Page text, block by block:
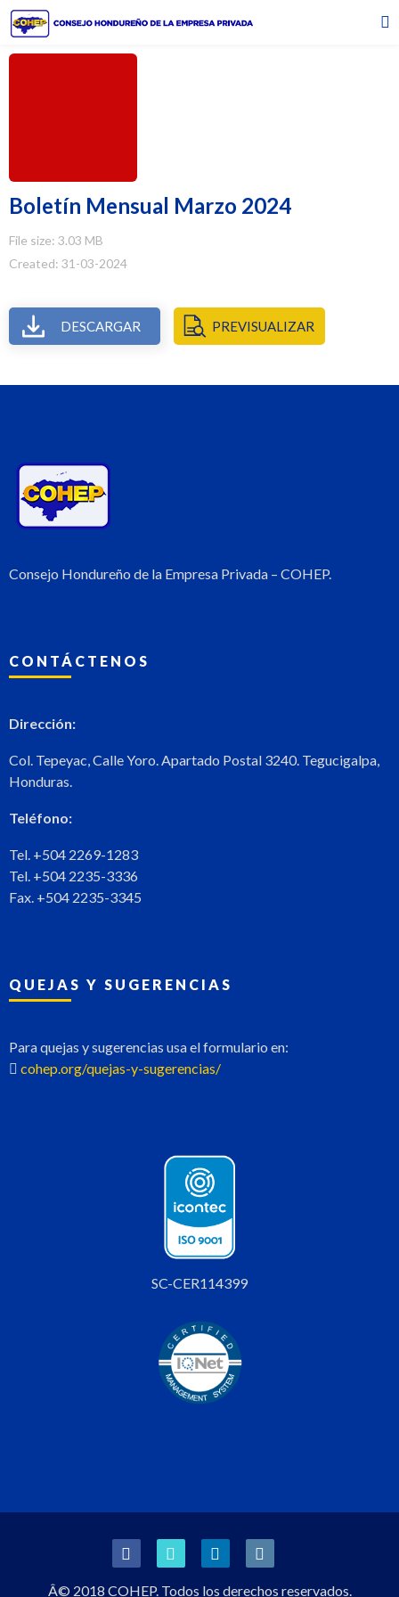
Boletín Mensual Marzo 2024
File size: 3.03 MB
Created: 31-03-2024
DESCARGAR PREVISUALIZAR
Consejo Hondureño de la Empresa Privada – COHEP.
CONTÁCTENOS
Dirección:
Col. Tepeyac, Calle Yoro. Apartado Postal 3240. Tegucigalpa,
Honduras.
Teléfono:
Tel. +504 2269-1283
Tel. +504 2235-3336
Fax. +504 2235-3345
QUEJAS Y SUGERENCIAS
Para quejas y sugerencias usa el formulario en:
cohep.org/quejas-y-sugerencias/
SC-CER114399
Â© 2018 COHEP. Todos los derechos reservados.